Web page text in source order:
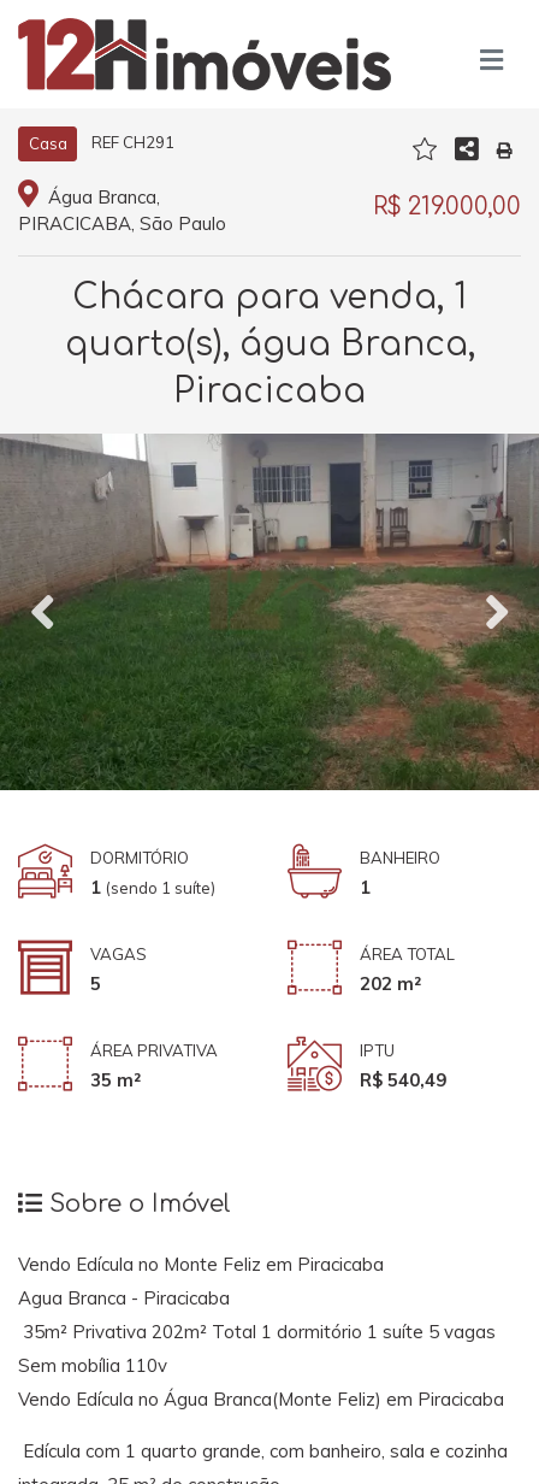
Casa REF CH291
Água Branca,
PIRACICABA, São Paulo
R$ 219.000,00
Chácara para venda, 1
quarto(s), água Branca,
Piracicaba
DORMITÓRIO
1 (sendo 1 suíte)
BANHEIRO
1
VAGAS
5
ÁREA TOTAL
202 m²
ÁREA PRIVATIVA
35 m²
IPTU
R$ 540,49
Sobre o Imóvel
Vendo Edícula no Monte Feliz em Piracicaba
Agua Branca - Piracicaba
35m² Privativa 202m² Total 1 dormitório 1 suíte 5 vagas
Sem mobília 110v
Vendo Edícula no Água Branca(Monte Feliz) em Piracicaba
Edícula com 1 quarto grande, com banheiro, sala e cozinha